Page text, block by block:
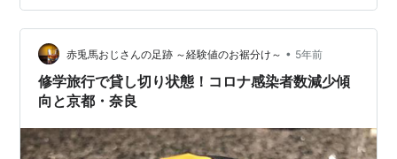
生から栞置き忘れのご報告があり、 す、すみません💦と
お詫び。 保護者としても、 目立たないようにがモットー
の私。むしろ空気でいたい。 でも、忘れ物の件で、 先生
に私の顔を覚えられてしまうではないか！？👀 と危惧し
てい…
赤兎馬おじさんの足跡 ～経験値のお裾分け～ • 5年前
修学旅行で貸し切り状態！コロナ感染者数減少傾
向と京都・奈良